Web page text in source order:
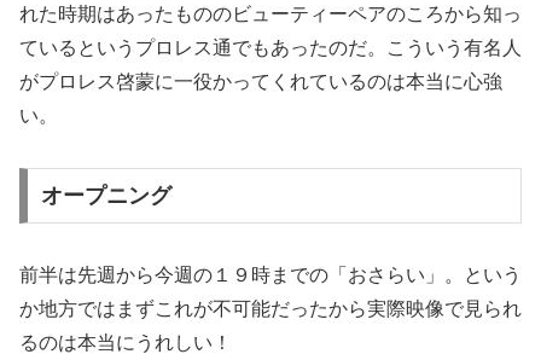
れた時期はあったもののビューティーペアのころから知っ
ているというプロレス通でもあったのだ。こういう有名人
がプロレス啓蒙に一役かってくれているのは本当に心強
い。
オープニング
前半は先週から今週の１９時までの「おさらい」。という
か地方ではまずこれが不可能だったから実際映像で見られ
るのは本当にうれしい！